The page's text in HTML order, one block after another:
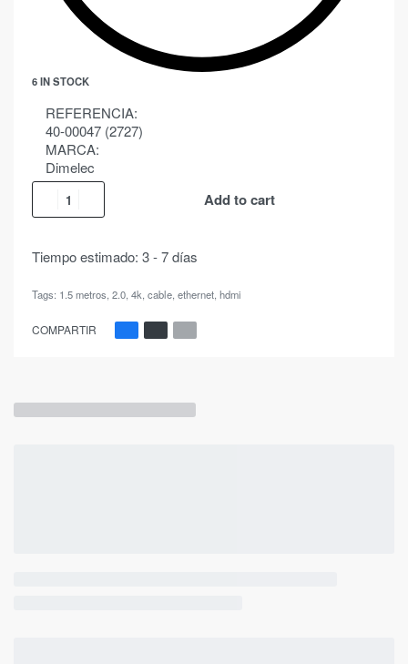
6 IN STOCK
REFERENCIA:
40-00047 (2727)
MARCA:
Dimelec
Add to cart
Tiempo estimado: 3 - 7 días
Tags: 1.5 metros 2.0 4k cable ethernet hdmi
COMPARTIR